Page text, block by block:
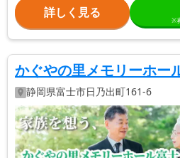
詳しく見る ※
かぐやの里メモリーホー
静岡県富士市日乃出町161-6